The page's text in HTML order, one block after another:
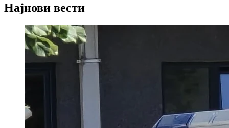
Најнови вести